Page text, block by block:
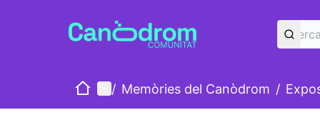
IniciMenú principal
/ Memòries del Canòdrom /